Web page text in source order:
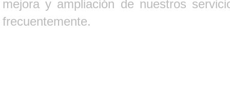
mejora y ampliación de nuestros
frecuentemente.